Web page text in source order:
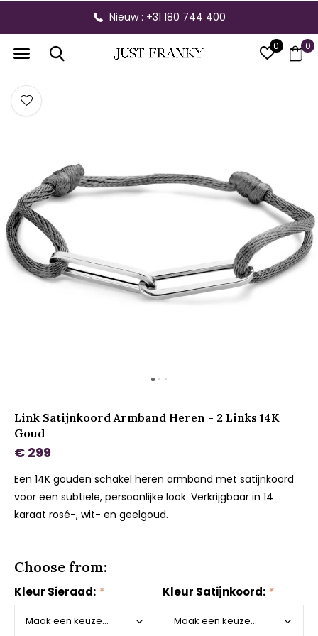
0 0
Nieuw : +31 180 744 400
Link Satijnkoord Armband Heren - 2 Links 14K
Goud
€ 299
Een 14K gouden schakel heren armband met satijnkoord
voor een subtiele, persoonlijke look. Verkrijgbaar in 14
karaat rosé-, wit- en geelgoud.
Choose from:
Kleur Sieraad: * Kleur Satijnkoord: *